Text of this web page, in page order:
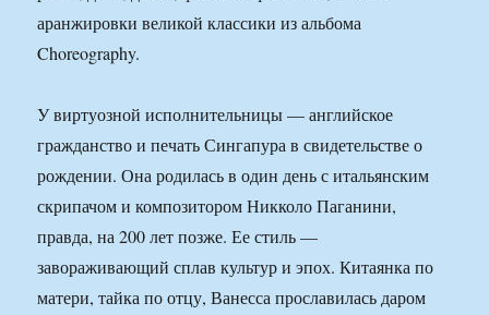
аранжировки великой классики из альбома
Choreography.
У виртуозной исполнительницы — английское
гражданство и печать Сингапура в свидетельстве о
рождении. Она родилась в один день с итальянским
скрипачом и композитором Никколо Паганини,
правда, на 200 лет позже. Ее стиль —
завораживающий сплав культур и эпох. Китаянка по
матери, тайка по отцу, Ванесса прославилась даром